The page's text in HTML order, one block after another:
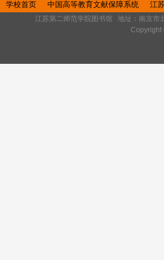
学校首页 中国高等教育文献保障系统 江
江苏第二师范学院图书馆 地址：南京